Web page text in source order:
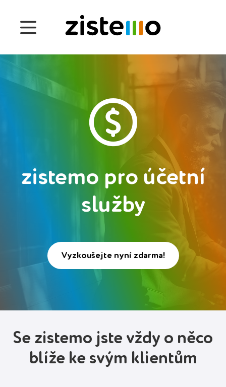
Funkce
Správa docházky
Deutsch (Switzerland)
Deutsch
Español
Polski
zistemo pro účetní
služby
Vyzkoušejte nyní zdarma!
Se zistemo jste vždy o něco
blíže ke svým klientům